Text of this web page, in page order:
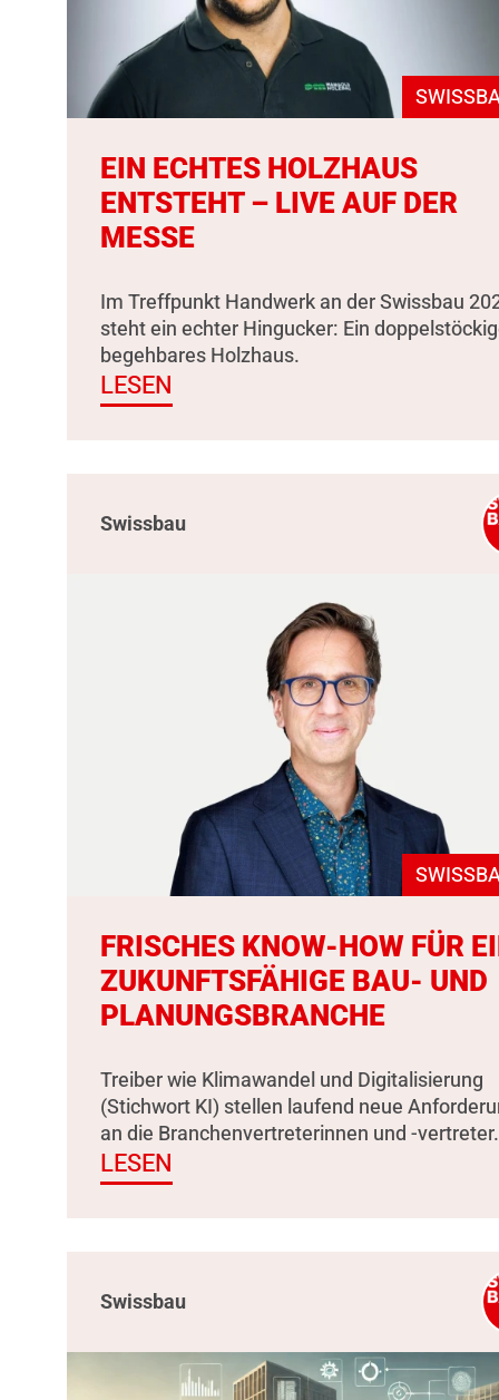
EIN ECHTES HOLZHAUS
ENTSTEHT – LIVE AUF DER
MESSE
Im Treffpunkt Handwerk an der Swissbau
steht ein echter Hingucker: Ein
begehbares Holzhaus.
LESEN
Swissbau
FRISCHES KNOW-HOW FÜR
ZUKUNFTSFÄHIGE BAU- UND
PLANUNGSBRANCHE
Treiber wie Klimawandel und Digitalisierung
(Stichwort KI) stellen laufend neue
an die Branchenvertreterinnen und -vertreter.
LESEN
Swissbau